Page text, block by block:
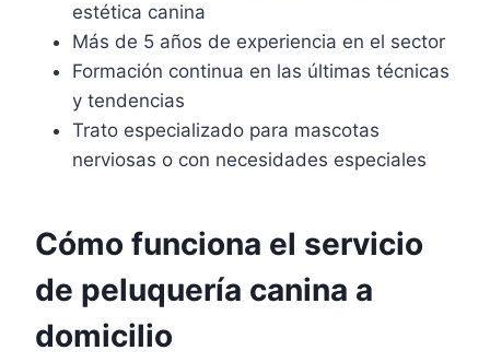
estética canina
Más de 5 años de experiencia en el sector
Formación continua en las últimas técnicas
y tendencias
Trato especializado para mascotas
nerviosas o con necesidades especiales
Cómo funciona el servicio
de peluquería canina a
domicilio